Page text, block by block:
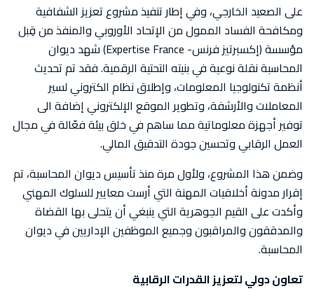
على الصعيد الخارجي، وفي إطار تنفيذ مشروع تعزيز الشفافية
ومكافحة الفساد الممول من الإتحاد الأوروبي والمنفذ من قِبل
مؤسسة (إكسبرتيز فرنس- Expertise France) شهد ديوان
المحاسبة نقلة نوعية في بنيته التحتية الرقمية. فقد تم تحديث
أنظمة تكنولوجيا المعلومات، وإطلاق نظام الكتروني لسير
المعاملات والأرشفة، وتطوير الموقع الإلكتروني إضافة الى
توفير أجهزة معلوماتية مما ساهم في خلق بيئة فعّالة في مجال
العمل الرقابي وتحسين جودة التدقيق المالي.
وضمن هذا المشروع، ولأول مرة منذ تأسيس ديوان المحاسبة، تم
إقرار مدونة أخلاقيات المهنة التي أرست معايير للسلوك المهني
وأكدت على القيم الجوهرية التي ينبغي أن يتحلى بها القضاة
والمدققون والمراقبون وجميع الموظفين الإداريين في ديوان
المحاسبة.
تعاون دولي لتعزيز القدرات الرقابية